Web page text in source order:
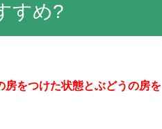
すめ?
房をつけた状態とぶどうの房を